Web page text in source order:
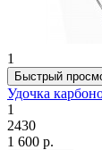
1
Быстрый
Удочка
1
2430
1 600 р.